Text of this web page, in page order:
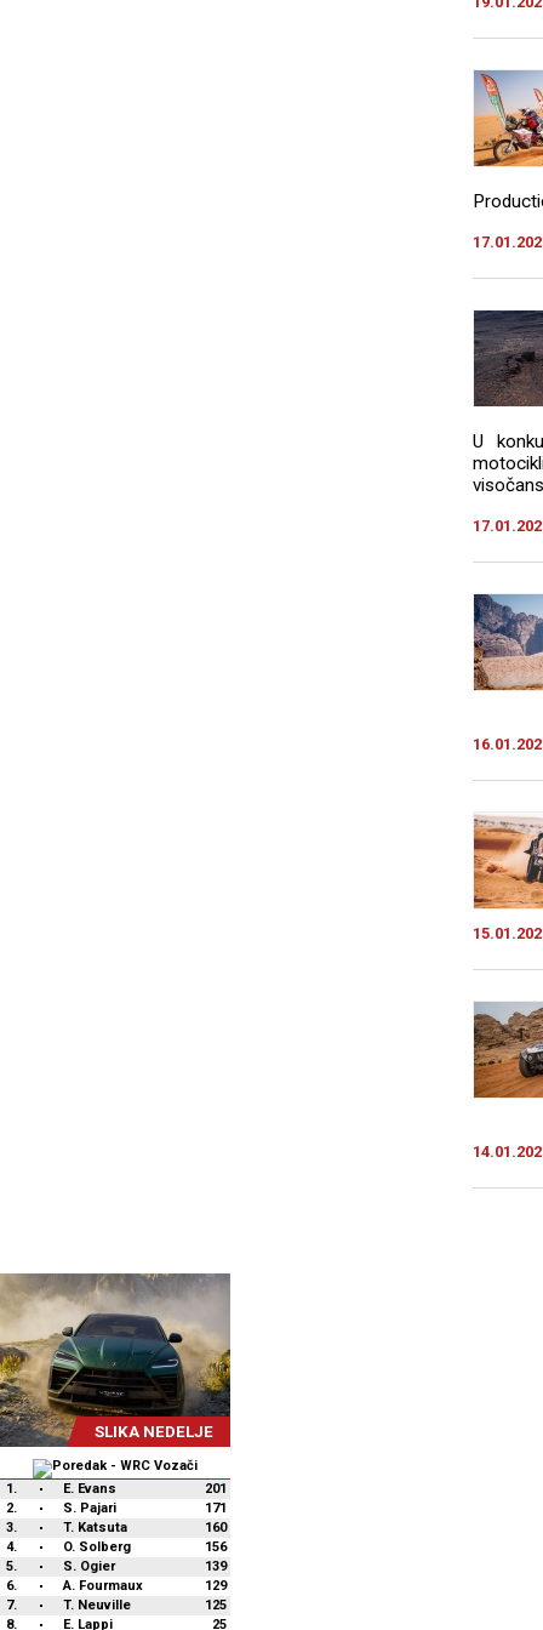
U
SLIKA NEDELJE
1. E. Evans
201
2.
S. Pajari
171
3.
T. Katsuta
160
4.
O. Solberg
156
5.
S. Ogier
139
6.
A. Fourmaux
129
7.
T. Neuville
125
8.
E. Lappi 25